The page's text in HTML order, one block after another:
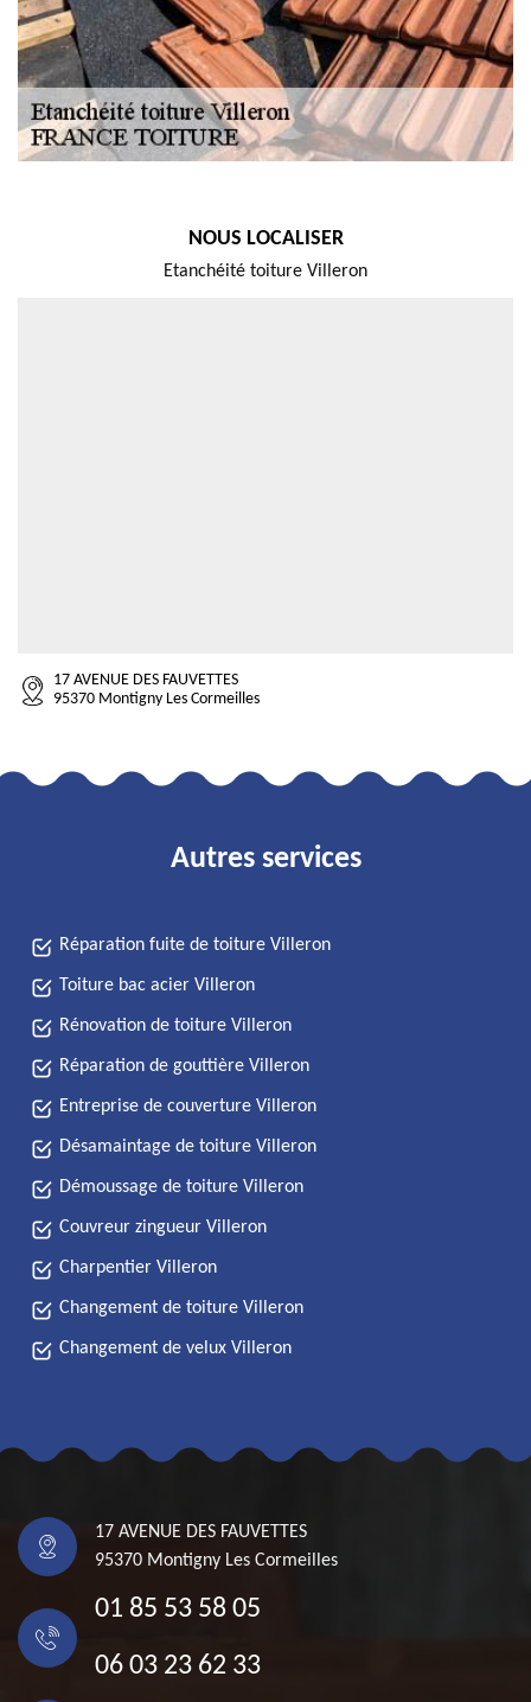
NOUS LOCALISER
Etanchéité toiture Villeron
17 AVENUE DES FAUVETTES
95370 Montigny Les Cormeilles
Autres services
Réparation fuite de toiture Villeron
Toiture bac acier Villeron
Rénovation de toiture Villeron
Réparation de gouttière Villeron
Entreprise de couverture Villeron
Désamaintage de toiture Villeron
Démoussage de toiture Villeron
Couvreur zingueur Villeron
Charpentier Villeron
Changement de toiture Villeron
Changement de velux Villeron
17 AVENUE DES FAUVETTES
95370 Montigny Les Cormeilles
01 85 53 58 05
06 03 23 62 33